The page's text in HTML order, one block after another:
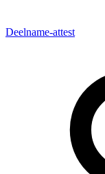
Deelname-attest